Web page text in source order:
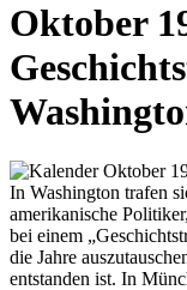
Oktober
In Washington trafen
amerikanische
bei einem
die Jahre
entstanden ist. In